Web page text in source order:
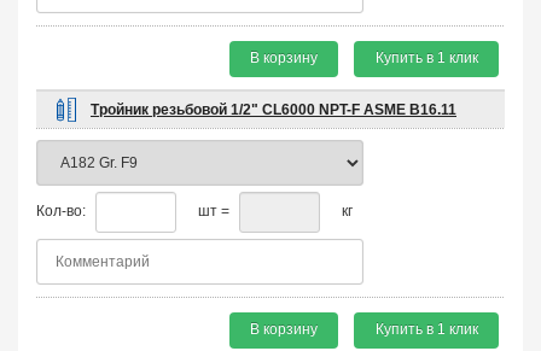
В корзину Купить в 1 клик
Тройник резьбовой 1/2" CL6000 NPT-F ASME B16.11
Кол-во: шт = кг
В корзину Купить в 1 клик